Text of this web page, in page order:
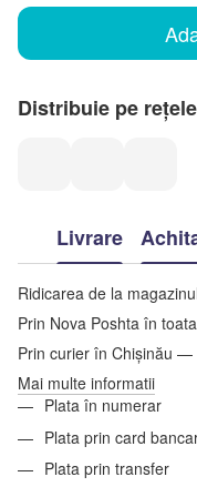
Distribuie pe
Livrare
Ridicarea de la
Prin Nova Poshta în
Prin curier în Chișinău —
Mai multe informatii
Plata în numerar
Plata prin card
Plata prin transfer